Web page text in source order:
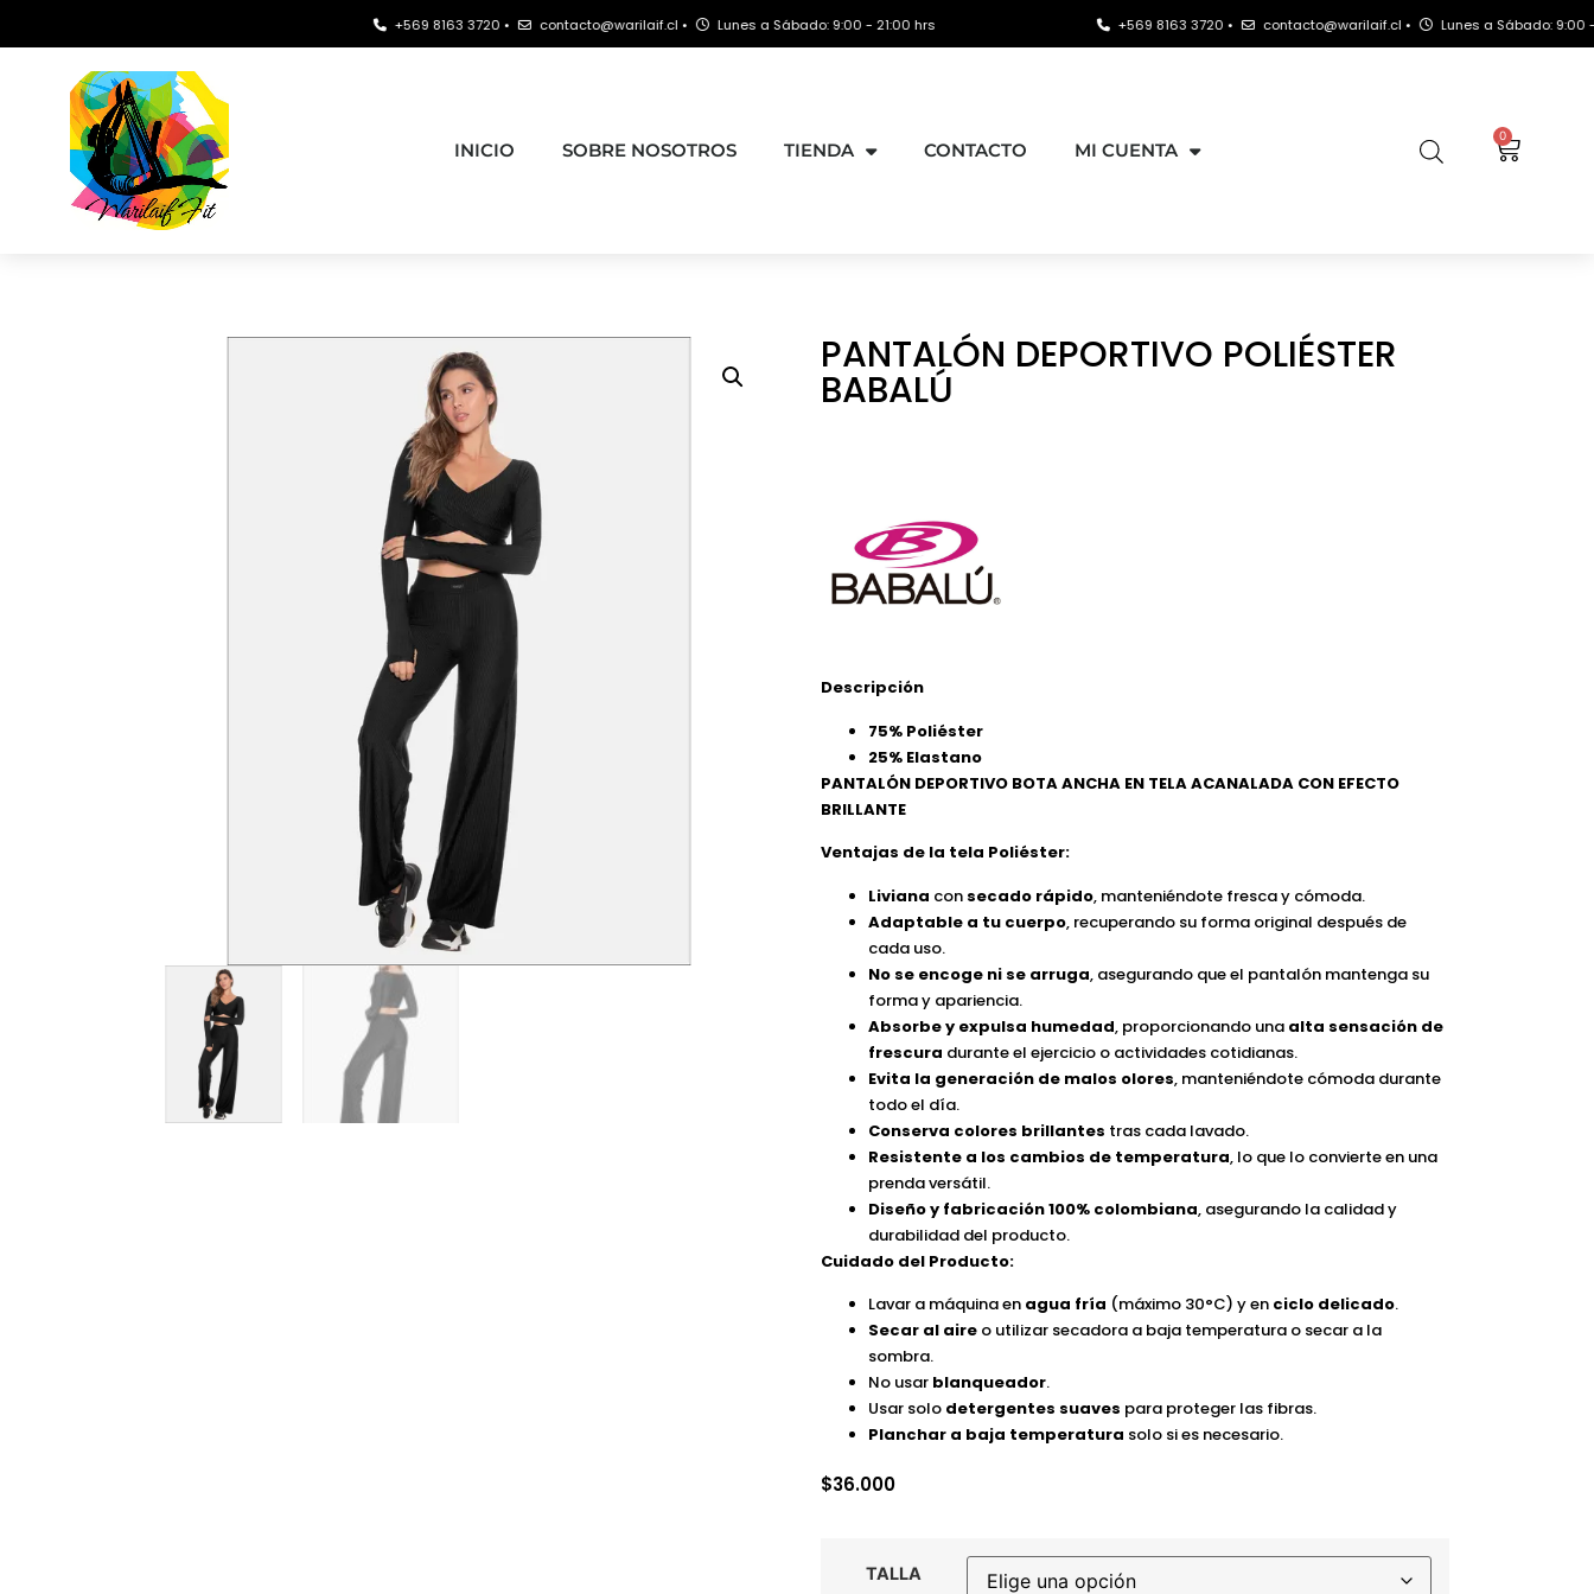
+569 8163 3720 • contacto@warilaif.cl • Lunes a Sábado: 9:00 - 21:00 hrs +569 8163 3720 • contacto@warilaif.cl • Lunes a Sábado: 9:00 - 21:00
INICIO SOBRE NOSOTROS TIENDA CONTACTO MI CUENTA
0
PANTALÓN DEPORTIVO POLIÉSTER
BABALÚ
Descripción
75% Poliéster
25% Elastano
PANTALÓN DEPORTIVO BOTA ANCHA EN TELA ACANALADA CON EFECTO
BRILLANTE
Ventajas de la tela Poliéster:
Liviana con secado rápido, manteniéndote fresca y cómoda.
Adaptable a tu cuerpo, recuperando su forma original después de
cada uso.
No se encoge ni se arruga, asegurando que el pantalón mantenga su
forma y apariencia.
Absorbe y expulsa humedad, proporcionando una alta sensación de
frescura durante el ejercicio o actividades cotidianas.
Evita la generación de malos olores, manteniéndote cómoda durante
todo el día.
Conserva colores brillantes tras cada lavado.
Resistente a los cambios de temperatura, lo que lo convierte en una
prenda versátil.
Diseño y fabricación 100% colombiana, asegurando la calidad y
durabilidad del producto.
Cuidado del Producto:
Lavar a máquina en agua fría (máximo 30°C) y en ciclo delicado.
Secar al aire o utilizar secadora a baja temperatura o secar a la
sombra.
No usar blanqueador.
Usar solo detergentes suaves para proteger las fibras.
Planchar a baja temperatura solo si es necesario.
$36.000
TALLA